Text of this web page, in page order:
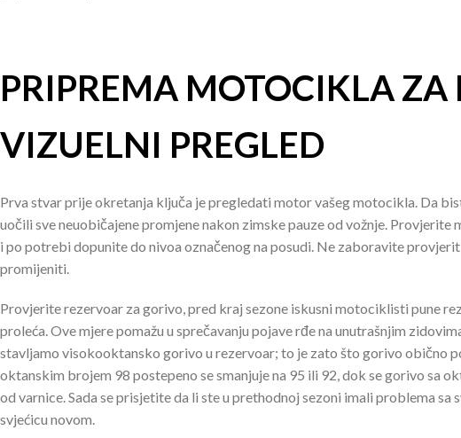
PRIPREMA MOTOCIKLA ZA
VIZUELNI PREGLED
Prva stvar prije okretanja ključa je pregledati motor vašeg motocikla. Da
uočili sve neuobičajene promjene nakon zimske pauze od vožnje.
i po potrebi dopunite do nivoa označenog na posudi. Ne zaboravite
promijeniti.
Provjerite rezervoar za gorivo, pred kraj sezone iskusni motociklisti pune
proleća. Ove mjere pomažu u sprečavanju pojave rđe na unutrašnjim
stavljamo visokooktansko gorivo u rezervoar; to je zato što gorivo obično
oktanskim brojem 98 postepeno se smanjuje na 95 ili 92, dok se gorivo sa
od varnice. Sada se prisjetite da li ste u prethodnoj sezoni imali problema
svjećicu novom.